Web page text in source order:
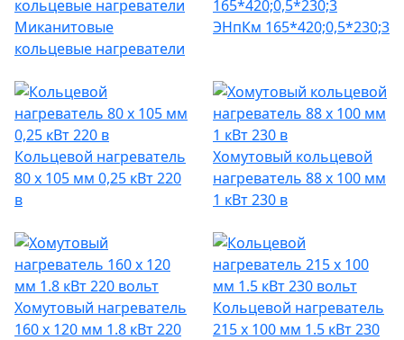
Миканитовые
кольцевые нагреватели
ЭНпКм 165*420;0,5*230;3
Кольцевой нагреватель
80 х 105 мм 0,25 кВт 220
в
Хомутовый кольцевой
нагреватель 88 х 100 мм
1 кВт 230 в
Хомутовый нагреватель
160 х 120 мм 1.8 кВт 220
Кольцевой нагреватель
215 х 100 мм 1.5 кВт 230